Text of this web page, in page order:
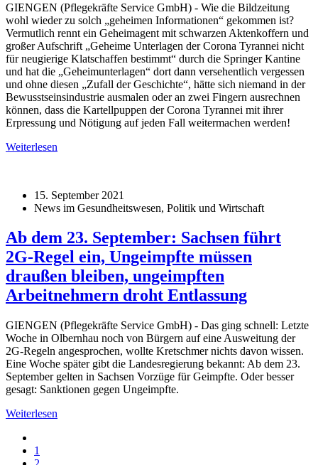
GIENGEN (Pflegekräfte Service GmbH) - Wie die Bildzeitung
wohl wieder zu solch „geheimen Informationen“ gekommen ist?
Vermutlich rennt ein Geheimagent mit schwarzen Aktenkoffern und
großer Aufschrift „Geheime Unterlagen der Corona Tyrannei nicht
für neugierige Klatschaffen bestimmt“ durch die Springer Kantine
und hat die „Geheimunterlagen“ dort dann versehentlich vergessen
und ohne diesen „Zufall der Geschichte“, hätte sich niemand in der
Bewusstseinsindustrie ausmalen oder an zwei Fingern ausrechnen
können, dass die Kartellpuppen der Corona Tyrannei mit ihrer
Erpressung und Nötigung auf jeden Fall weitermachen werden!
Weiterlesen
15. September 2021
News im Gesundheitswesen, Politik und Wirtschaft
Ab dem 23. September: Sachsen führt
2G-Regel ein, Ungeimpfte müssen
draußen bleiben, ungeimpften
Arbeitnehmern droht Entlassung
GIENGEN (Pflegekräfte Service GmbH) - Das ging schnell: Letzte
Woche in Olbernhau noch von Bürgern auf eine Ausweitung der
2G-Regeln angesprochen, wollte Kretschmer nichts davon wissen.
Eine Woche später gibt die Landesregierung bekannt: Ab dem 23.
September gelten in Sachsen Vorzüge für Geimpfte. Oder besser
gesagt: Sanktionen gegen Ungeimpfte.
Weiterlesen
1